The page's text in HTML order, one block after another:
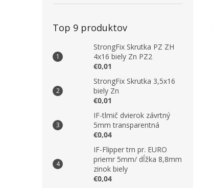
Top 9 produktov
StrongFix Skrutka PZ ZH
4x16 biely Zn PZ2
€0,01
StrongFix Skrutka 3,5x16
biely Zn
€0,01
IF-tlmič dvierok závrtný
5mm transparentná
€0,04
IF-Flipper trn pr. EURO
priemr 5mm/ dĺžka 8,8mm
zinok biely
€0,04